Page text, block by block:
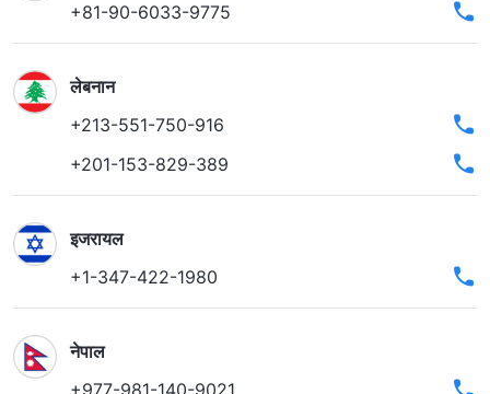
+81-90-6033-9775
लेबनान
+213-551-750-916
+201-153-829-389
इजरायल
+1-347-422-1980
नेपाल